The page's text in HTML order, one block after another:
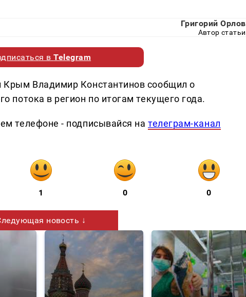
Григорий Орлов
Автор статьи
вTelegram
Крым Владимир Константинов сообщил о
потока в регион по итогам текущего года.
телефоне - подписывайся нателеграм-канал
1 0 0
новость ↓